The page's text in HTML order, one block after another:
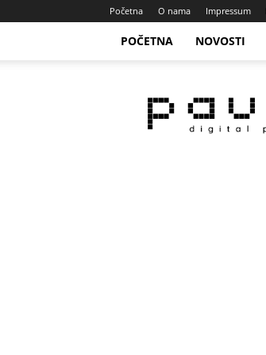
Početna O nama Impressum
POČETNA NOVOSTI
Portal